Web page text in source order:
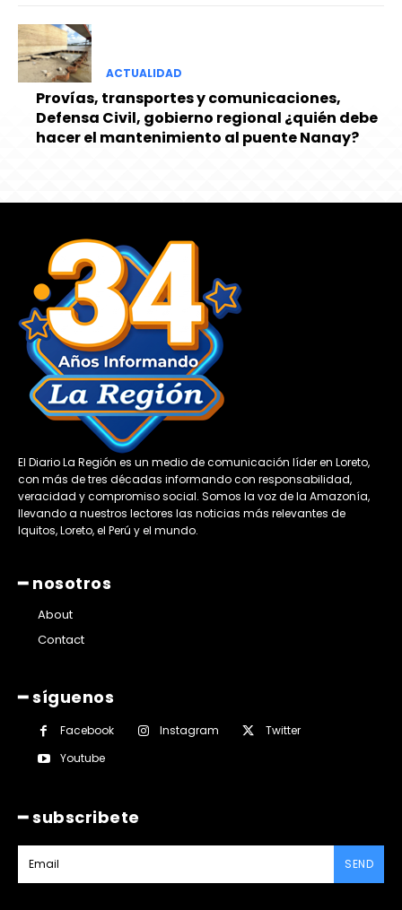
ACTUALIDAD
Provías, transportes y comunicaciones,
Defensa Civil, gobierno regional ¿quién debe
hacer el mantenimiento al puente Nanay?
El Diario La Región es un medio de comunicación líder en Loreto,
con más de tres décadas informando con responsabilidad,
veracidad y compromiso social. Somos la voz de la Amazonía,
llevando a nuestros lectores las noticias más relevantes de
Iquitos, Loreto, el Perú y el mundo.
━ nosotros
About
Contact
━ síguenos
Facebook Instagram
Twitter
Youtube
━ subscribete
SEND